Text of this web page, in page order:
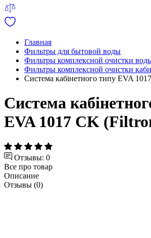
Главная
Фильтры для бытовой воды
Фильтры комплексной очистки
Фильтры комплексной очистки
Система кабінетного типу EVA
Система
EVA 1017 CK
Отзывы: 0
Все про товар
Описание
Отзывы (0)